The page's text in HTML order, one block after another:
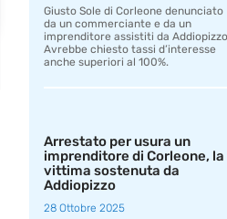
Giusto Sole di Corleone denunciato
da un commerciante e da un
imprenditore assistiti da
Avrebbe chiesto tassi d’interesse
anche superiori al 100%.
Arrestato per usura un
imprenditore di Corleone, la
vittima sostenuta da
Addiopizzo
28 Ottobre 2025